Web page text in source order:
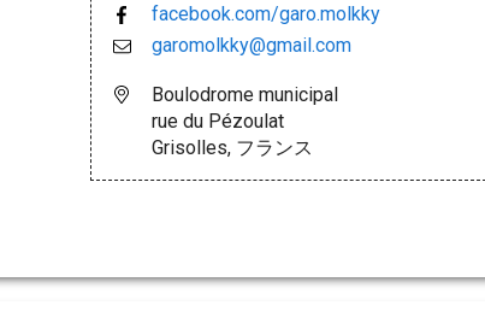
facebook.com/garo.molkky
garomolkky@gmail.com
Boulodrome municipal
rue du Pézoulat
Grisolles, フランス